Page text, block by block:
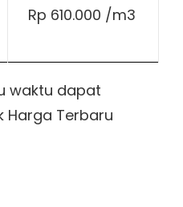
Rp 610.000 /m3
waktu dapat
Harga Terbaru